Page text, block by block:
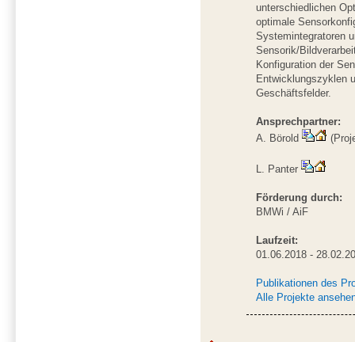
unterschiedlichen
optimale
Systemintegratoren
Sensorik/
Konfiguration der
Entwicklungszyklen
Geschäftsfelder.
Ansprechpartner:
A. Börold
L. Panter
Förderung durch:
BMWi / AiF
Laufzeit:
01.06.2018 -
Publikationen des
Alle Projekte